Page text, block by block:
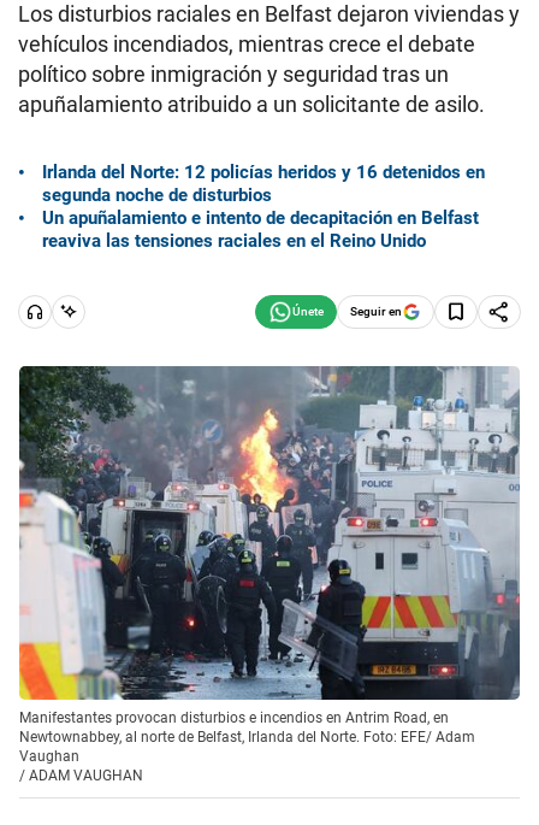
Los disturbios raciales en Belfast dejaron viviendas y
vehículos incendiados, mientras crece el debate
político sobre inmigración y seguridad tras un
apuñalamiento atribuido a un solicitante de asilo.
Irlanda del Norte: 12 policías heridos y 16 detenidos en
segunda noche de disturbios
Un apuñalamiento e intento de decapitación en Belfast
reaviva las tensiones raciales en el Reino Unido
Seguir en
Manifestantes provocan disturbios e incendios en Antrim Road, en
Newtownabbey, al norte de Belfast, Irlanda del Norte. Foto: EFE/ Adam
Vaughan
/ ADAM VAUGHAN